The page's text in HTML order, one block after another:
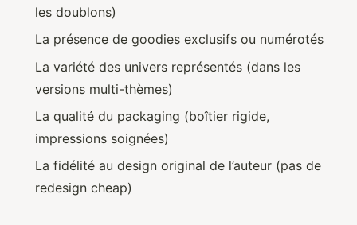
les doublons)
La présence de goodies exclusifs ou numérotés
La variété des univers représentés (dans les
versions multi-thèmes)
La qualité du packaging (boîtier rigide,
impressions soignées)
La fidélité au design original de l’auteur (pas de
redesign cheap)